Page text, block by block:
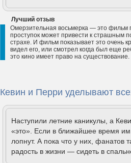
Лучший отзыв
Омерзительная восьмерка — это фильм
проступок может привести к страшным
страхе. И фильм показывает это очень
видел его, или смотрел когда был еще
это кино имеет право на
Кевин и Перри уделывают
Наступили летние каникулы, а
«это». Если в ближайшее время им
лопнут. А пока что у них, фанатов
радость в жизни — сидеть в